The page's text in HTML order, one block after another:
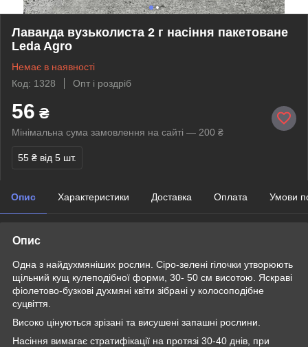
Лаванда вузьколиста 2 г насіння пакетоване
Leda Agro
Немає в наявності
Код: 1328
Опт і роздріб
56 ₴
Мінімальна сума замовлення на сайті — 200 ₴
55 ₴ від 5 шт.
Опис Характеристики Доставка Оплата Умови
Опис
Одна з найдухмяніших рослин. Сіро-зелені гілочки утворюють
щільний кущ кулеподібної форми, 30- 50 см висотою. Яскраві
фіолетово-бузкові духмяні квіти зібрані у колосоподібне
суцвіття.
Високо цінуються зрізані та висушені запашні рослини.
Насіння вимагає стратифікації на протязі 30-40 днів, при